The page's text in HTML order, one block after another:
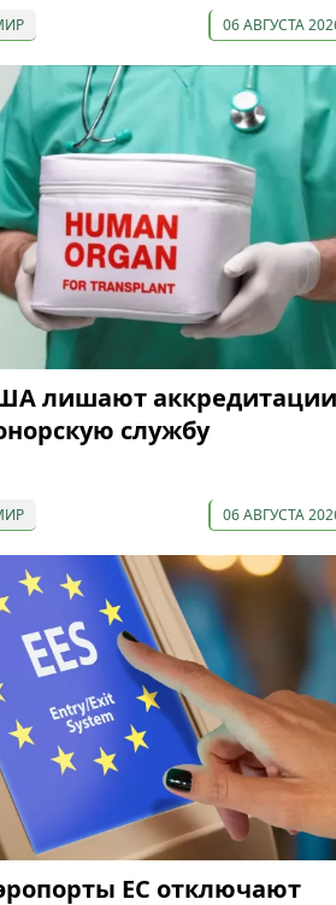
06 АВГУСТА
лишают аккредитации
службу
06 АВГУСТА
ЕС отключают